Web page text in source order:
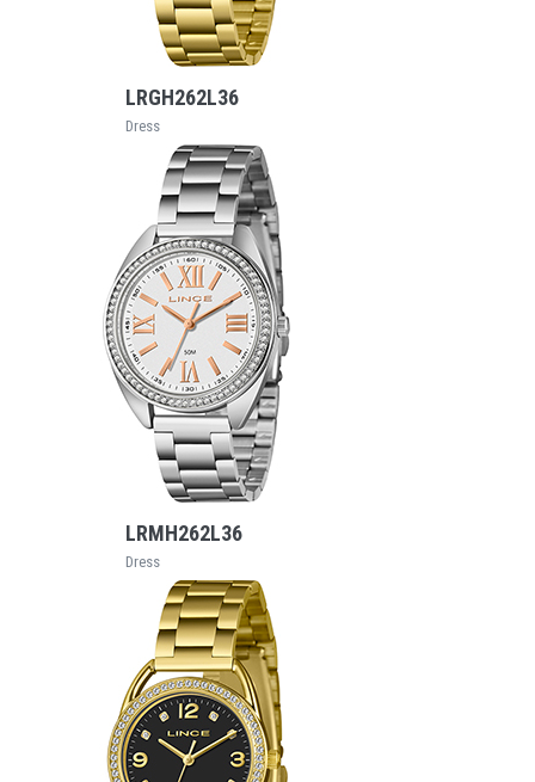
VEJA MAIS
LRGH262L36
Dress
VEJA MAIS
LRMH262L36
Dress